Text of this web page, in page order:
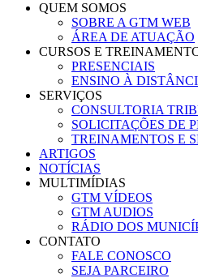
QUEM SOMOS
SOBRE A GTM WEB
ÁREA DE ATUAÇÃO
CURSOS E
PRESENCIAIS
ENSINO À
SERVIÇOS
CONSULTORIA
SOLICITAÇÕES DE
TREINAMENTOS E
ARTIGOS
NOTÍCIAS
MULTIMÍDIAS
GTM VÍDEOS
GTM AUDIOS
RÁDIO DOS
CONTATO
FALE CONOSCO
SEJA PARCEIRO